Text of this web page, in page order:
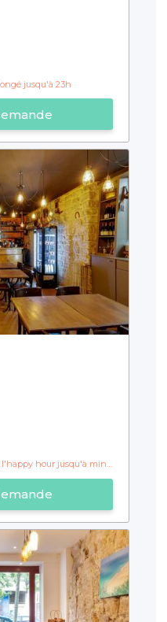
jusqu'à 23h
hour jusqu'à minuit !